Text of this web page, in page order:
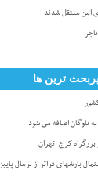
ترین ها
ناوگان اضافه می شود
کرج-تهران
بارشهای فراتر از نرمال پاییز